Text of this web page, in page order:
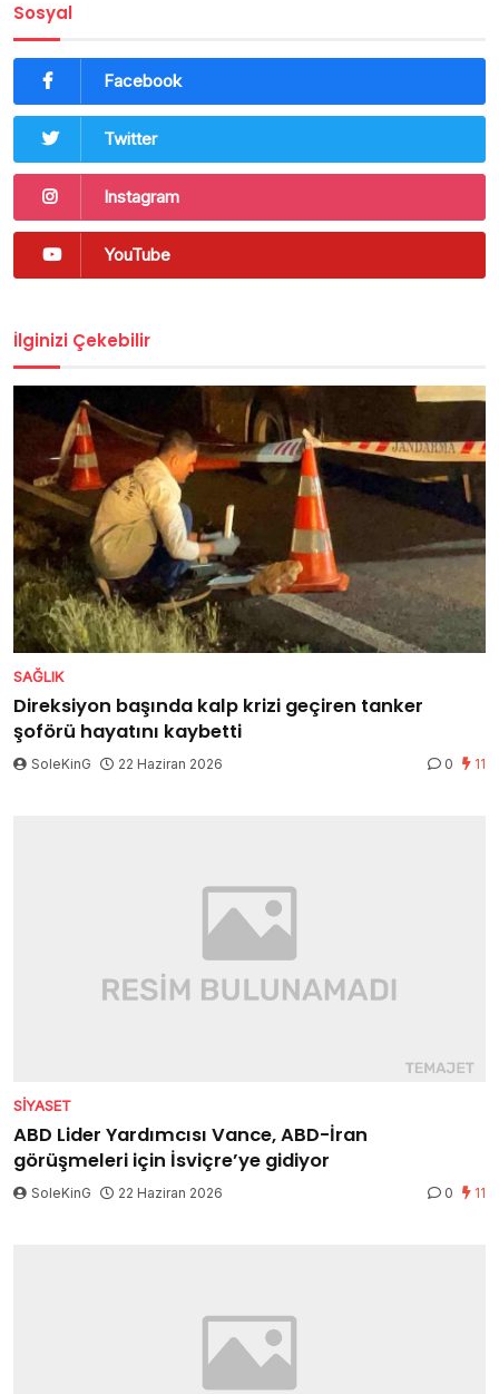
Sosyal
Facebook
Twitter
Instagram
YouTube
İlginizi Çekebilir
SAĞLIK
Direksiyon başında kalp krizi geçiren tanker
şoförü hayatını kaybetti
SoleKinG 22 Haziran 2026 0 11
SIYASET
ABD Lider Yardımcısı Vance, ABD-İran
görüşmeleri için İsviçre’ye gidiyor
SoleKinG 22 Haziran 2026 0 11